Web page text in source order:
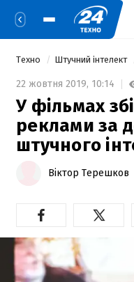
Техно Штучний інтелект
22 жовтня 2019, 10:14
У фільмах
реклами за
штучного
Віктор Терешков